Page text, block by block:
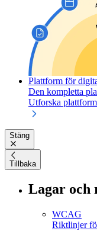
Plattform för
Den kompletta
Utforska
Stäng
Tillbaka
Lagar
WCAG
Riktlinjer